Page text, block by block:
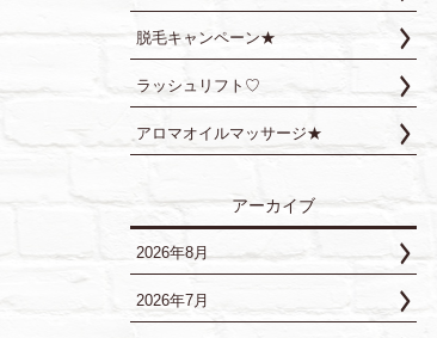
脱毛キャンペーン★
ラッシュリフト♡
アロマオイルマッサージ★
アーカイブ
2026年8月
2026年7月